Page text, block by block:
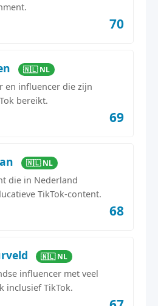
70
🇳🇱 NL
en influencer die zijn
bereikt.
69
🇳🇱 NL
die in Nederland
TikTok-content.
68
🇳🇱 NL
influencer met veel
inclusief TikTok.